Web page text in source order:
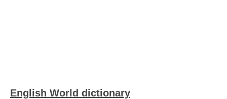
English World dictionary